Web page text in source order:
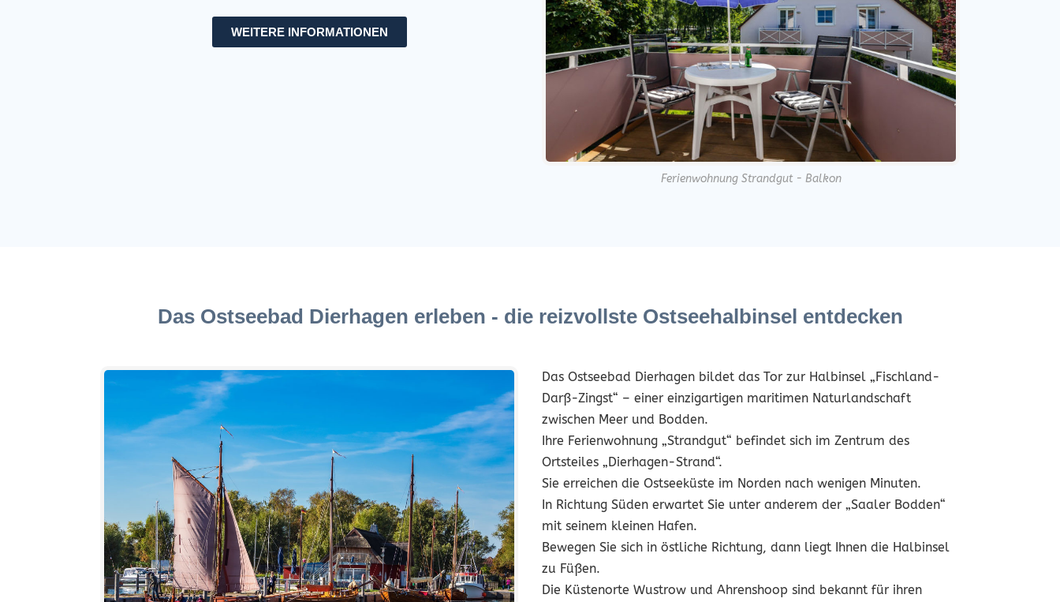
WEITERE INFORMATIONEN
Ferienwohnung Strandgut - Balkon
Das Ostseebad Dierhagen erleben - die reizvollste Ostseehalbinsel entdecken
Das Ostseebad Dierhagen bildet das Tor zur Halbinsel „Fischland-
Darß-Zingst“ – einer einzigartigen maritimen Naturlandschaft
zwischen Meer und Bodden.
Ihre Ferienwohnung „Strandgut“ befindet sich im Zentrum des
Ortsteiles „Dierhagen-Strand“.
Sie erreichen die Ostseeküste im Norden nach wenigen Minuten.
In Richtung Süden erwartet Sie unter anderem der „Saaler Bodden“
mit seinem kleinen Hafen.
Bewegen Sie sich in östliche Richtung, dann liegt Ihnen die Halbinsel
zu Füßen.
Die Küstenorte Wustrow und Ahrenshoop sind bekannt für ihren